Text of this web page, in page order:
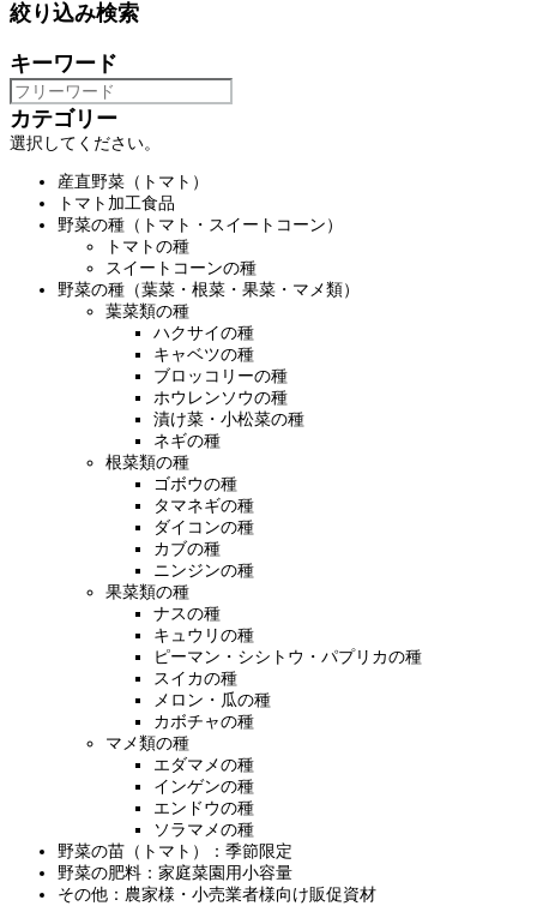
絞り込み検索
キーワード
カテゴリー
選択してください。
産直野菜（トマト）
トマト加工食品
野菜の種（トマト・スイートコーン）
トマトの種
スイートコーンの種
野菜の種（葉菜・根菜・果菜・マメ類）
葉菜類の種
ハクサイの種
キャベツの種
ブロッコリーの種
ホウレンソウの種
漬け菜・小松菜の種
ネギの種
根菜類の種
ゴボウの種
タマネギの種
ダイコンの種
カブの種
ニンジンの種
果菜類の種
ナスの種
キュウリの種
ピーマン・シシトウ・パプリカの種
スイカの種
メロン・瓜の種
カボチャの種
マメ類の種
エダマメの種
インゲンの種
エンドウの種
ソラマメの種
野菜の苗（トマト）：季節限定
野菜の肥料：家庭菜園用小容量
その他：農家様・小売業者様向け販促資材